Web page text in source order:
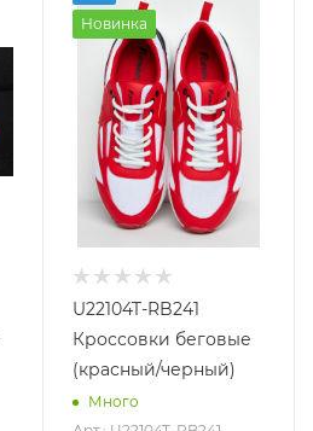
Новинка
U22104T-RB241
Кроссовки беговые
(красный/черный)
Много